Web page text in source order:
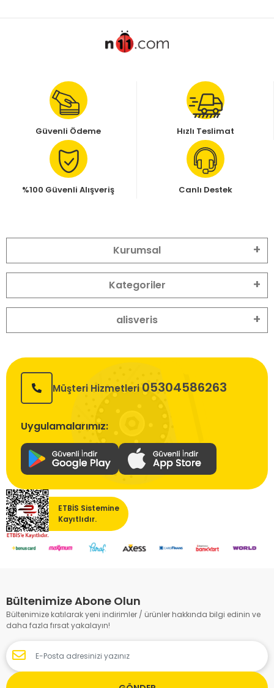
Güvenli Ödeme Hızlı Teslimat
%100 Güvenli Alışveriş Canlı Destek
Kurumsal
Kategoriler
alisveris
Müşteri Hizmetleri 05304586263
Uygulamalarımız:
ETBİS Sistemine
Kayıtlıdır.
Bültenimize Abone Olun
Bültenimize katılarak yeni indirimler / ürünler hakkında bilgi edinin ve
daha fazla fırsat yakalayın!